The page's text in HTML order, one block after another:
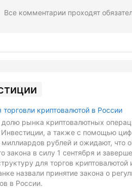
Все комментарии проходят
криптовалютой в России
рынка криптовалютных
а также с помощью
рублей и ожидают, что
закона в силу 1 сентября и
для торгов
назвали принятие закона о
в России.